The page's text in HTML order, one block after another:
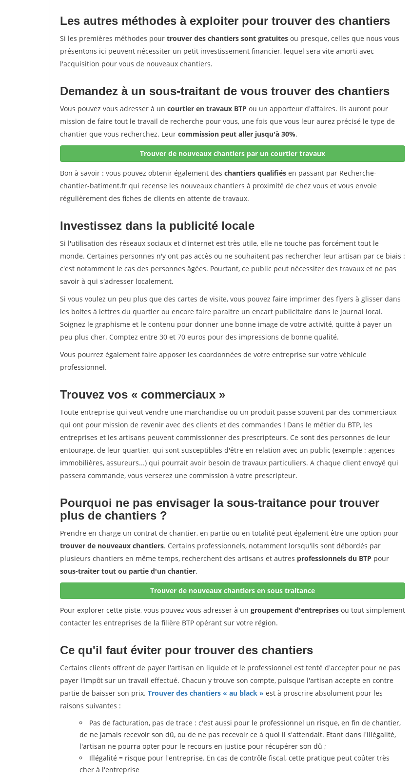
Les autres méthodes à exploiter pour trouver des chantiers
Si les premières méthodes pour trouver des chantiers sont gratuites ou presque, celles que nous vous
présentons ici peuvent nécessiter un petit investissement financier, lequel sera vite amorti avec
l'acquisition pour vous de nouveaux chantiers.
Demandez à un sous-traitant de vous trouver des chantiers
Vous pouvez vous adresser à un courtier en travaux BTP ou un apporteur d'affaires. Ils auront pour
mission de faire tout le travail de recherche pour vous, une fois que vous leur aurez précisé le type de
chantier que vous recherchez. Leur commission peut aller jusqu'à 30%.
Trouver de nouveaux chantiers par un courtier travaux
Bon à savoir : vous pouvez obtenir également des chantiers qualifiés en passant par Recherche-
chantier-batiment.fr qui recense les nouveaux chantiers à proximité de chez vous et vous envoie
régulièrement des fiches de clients en attente de travaux.
Investissez dans la publicité locale
Si l'utilisation des réseaux sociaux et d'internet est très utile, elle ne touche pas forcément tout le
monde. Certaines personnes n'y ont pas accès ou ne souhaitent pas rechercher leur artisan par ce biais :
c'est notamment le cas des personnes âgées. Pourtant, ce public peut nécessiter des travaux et ne pas
savoir à qui s'adresser localement.
Si vous voulez un peu plus que des cartes de visite, vous pouvez faire imprimer des flyers à glisser dans
les boites à lettres du quartier ou encore faire paraitre un encart publicitaire dans le journal local.
Soignez le graphisme et le contenu pour donner une bonne image de votre activité, quitte à payer un
peu plus cher. Comptez entre 30 et 70 euros pour des impressions de bonne qualité.
Vous pourrez également faire apposer les coordonnées de votre entreprise sur votre véhicule
professionnel.
Trouvez vos « commerciaux »
Toute entreprise qui veut vendre une marchandise ou un produit passe souvent par des commerciaux
qui ont pour mission de revenir avec des clients et des commandes ! Dans le métier du BTP, les
entreprises et les artisans peuvent commissionner des prescripteurs. Ce sont des personnes de leur
entourage, de leur quartier, qui sont susceptibles d'être en relation avec un public (exemple : agences
immobilières, assureurs...) qui pourrait avoir besoin de travaux particuliers. A chaque client envoyé qui
passera commande, vous verserez une commission à votre prescripteur.
Pourquoi ne pas envisager la sous-traitance pour trouver
plus de chantiers ?
Prendre en charge un contrat de chantier, en partie ou en totalité peut également être une option pour
trouver de nouveaux chantiers. Certains professionnels, notamment lorsqu'ils sont débordés par
plusieurs chantiers en même temps, recherchent des artisans et autres professionnels du BTP pour
sous-traiter tout ou partie d'un chantier.
Trouver de nouveaux chantiers en sous traitance
Pour explorer cette piste, vous pouvez vous adresser à un groupement d'entreprises ou tout simplement
contacter les entreprises de la filière BTP opérant sur votre région.
Ce qu'il faut éviter pour trouver des chantiers
Certains clients offrent de payer l'artisan en liquide et le professionnel est tenté d'accepter pour ne pas
payer l'impôt sur un travail effectué. Chacun y trouve son compte, puisque l'artisan accepte en contre
partie de baisser son prix. Trouver des chantiers « au black » est à proscrire absolument pour les
raisons suivantes :
Pas de facturation, pas de trace : c'est aussi pour le professionnel un risque, en fin de chantier,
de ne jamais recevoir son dû, ou de ne pas recevoir ce à quoi il s'attendait. Etant dans l'illégalité,
l'artisan ne pourra opter pour le recours en justice pour récupérer son dû ;
Illégalité = risque pour l'entreprise. En cas de contrôle fiscal, cette pratique peut coûter très
cher à l'entreprise